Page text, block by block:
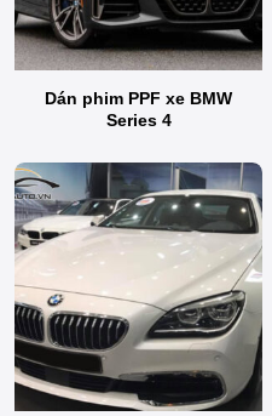
Dán phim PPF xe BMW
Series 4